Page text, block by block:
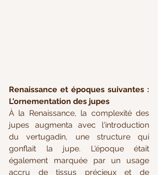
Renaissance et époques suivantes :
L'ornementation des jupes
À la Renaissance, la complexité des
jupes augmenta avec l'introduction
du vertugadin, une structure qui
gonflait la jupe. L'époque était
également marquée par un usage
accru de tissus précieux et de